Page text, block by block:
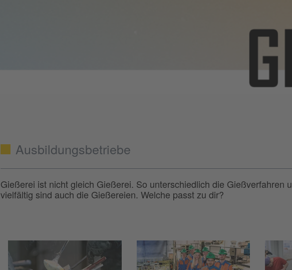
Ausbildungsbetriebe
Gießerei ist nicht gleich Gießerei. So unterschiedlich die Gießverfahren
vielfältig sind auch die Gießereien. Welche passt zu dir?